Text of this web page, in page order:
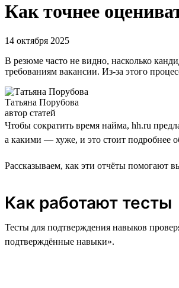
Как точнее
14 октября 2025
В резюме часто не видно, насколько
требованиям вакансии. Из-за этого
Татьяна Порубова
автор статей
Чтобы сократить время найма, hh.ru
а какими — хуже, и это стоит подробнее
Рассказываем, как эти отчёты помогают
Как работают тесты
Тесты для подтверждения навыков
подтверждённые навыки».